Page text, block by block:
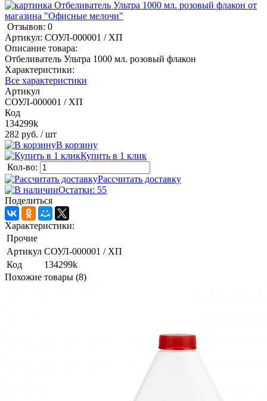
Отзывов: 0
Артикул: СОУЛ-000001 / ХП
Описание товара:
Отбеливатель Ультра 1000 мл. розовый флакон
Характеристики:
Все характеристики
Артикул
СОУЛ-000001 / ХП
Код
134299k
282 руб. / шт
В корзину
Купить в 1 клик
Кол-во:
Рассчитать доставку
Остатки: 55
Поделиться
Характеристики:
Прочие
Артикул СОУЛ-000001 / ХП
Код
134299k
Похожие товары (8)